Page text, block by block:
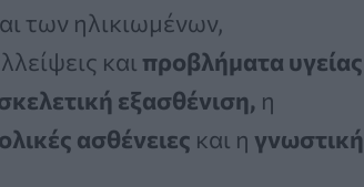
των ηλικιωμένων,
και προβλήματα υγείας
εξασθένιση, η
ασθένειες και η γνωστική